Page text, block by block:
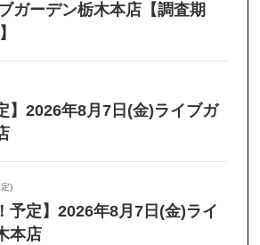
ガーデン栃木本店【調査期
】2026年8月7日(金)ライブガ
)
予定】2026年8月7日(金)ライ
本店